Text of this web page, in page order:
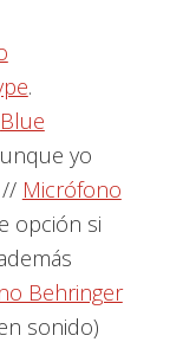
.
Blue
yo
Micrófono
opción si
Behringer
sonido)